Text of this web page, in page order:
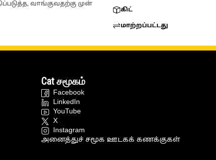
வாங்குவதற்கு முன்
கிட்
மாற்றப்பட்டது
Cat சமூகம்
Facebook
LinkedIn
YouTube
X
Instagram
அனைத்துச் சமூக ஊடகக் கணக்குகள்